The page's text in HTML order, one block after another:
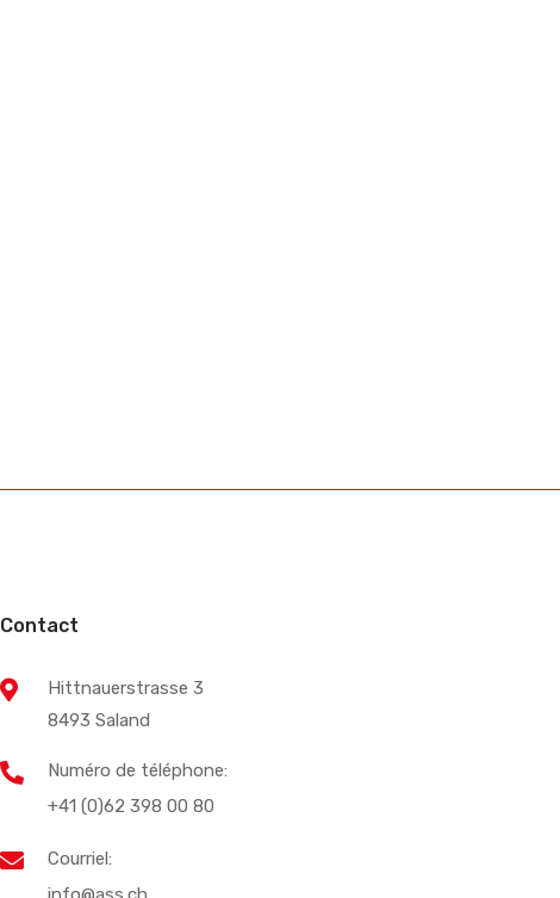
Contact
Hittnauerstrasse 3
8493 Saland
Numéro de téléphone:
+41 (0)62 398 00 80
Courriel: